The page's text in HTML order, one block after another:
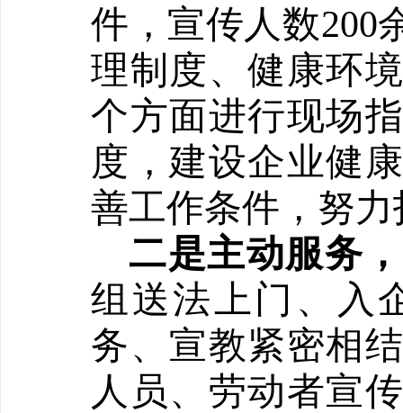
件，宣传人数200
理制度、健康环
个方面进行现场
度，建设企业健
善工作条件，努
二是主动服务
组送法上门、入
务、宣教紧密相
人员、劳动者宣